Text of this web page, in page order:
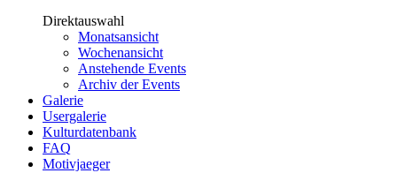
Direktauswahl
Monatsansicht
Wochenansicht
Anstehende Events
Archiv der Events
Galerie
Usergalerie
Kulturdatenbank
FAQ
Motivjaeger